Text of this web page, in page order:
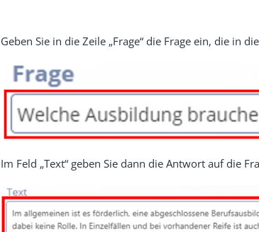
Geben Sie in die Zeile „Frage“ die Frage ein, die in
Im Feld „Text“ geben Sie dann die Antwort auf die